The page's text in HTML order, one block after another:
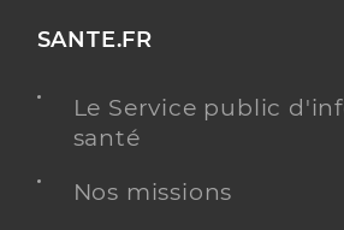
SANTE.FR
Le Service public
santé
Nos missions